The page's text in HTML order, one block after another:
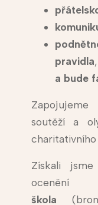
pravidla
a bude
soutěží a
Získali
škola